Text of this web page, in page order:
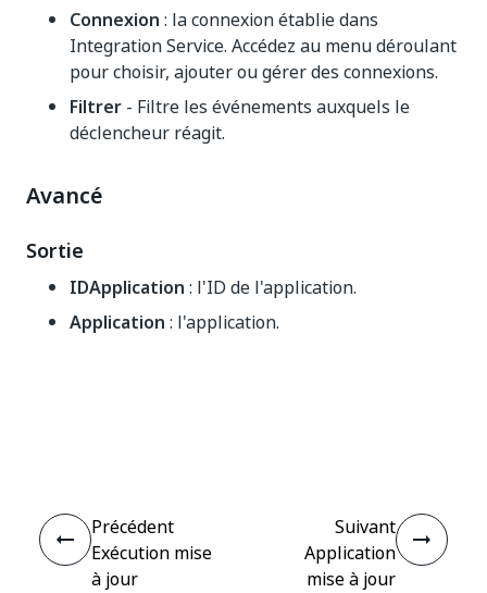
Connexion : la connexion établie dans
Integration Service. Accédez au menu déroulant
pour choisir, ajouter ou gérer des connexions.
Filtrer - Filtre les événements auxquels le
déclencheur réagit.
Avancé
Sortie
IDApplication : l'ID de l'application.
Application : l'application.
Précédent
Exécution mise
à jour
Suivant
Application
mise à jour